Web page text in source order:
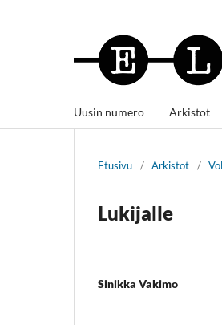
Uusin numero Arkistot
Etusivu / Arkistot /
Lukijalle
Sinikka Vakimo